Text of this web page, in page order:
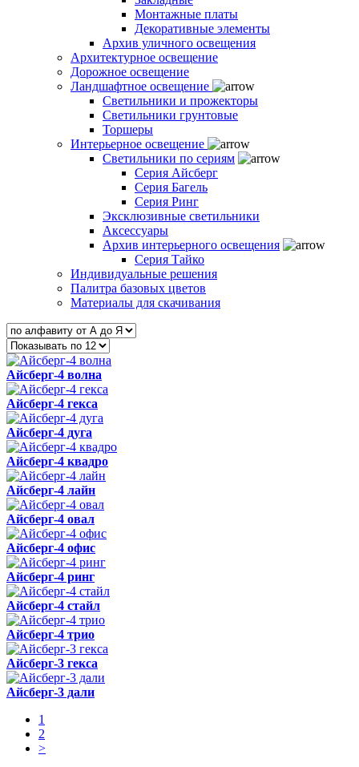
Монтажные платы
Декоративные элементы
Архив уличного освещения
Архитектурное освещение
Дорожное освещение
Ландшафтное освещение
Светильники и прожекторы
Светильники грунтовые
Торшеры
Интерьерное освещение
Светильники по сериям
Серия Айсберг
Серия Багель
Серия Ринг
Эксклюзивные светильники
Аксессуары
Архив интерьерного освещения
Серия Тайко
Индивидуальные решения
Палитра базовых цветов
Материалы для скачивания
Айсберг-4 волна
Айсберг-4 гекса
Айсберг-4 дуга
Айсберг-4 квадро
Айсберг-4 лайн
Айсберг-4 овал
Айсберг-4 офис
Айсберг-4 ринг
Айсберг-4 стайл
Айсберг-4 трио
Айсберг-3 гекса
Айсберг-3 дали
1
2
>